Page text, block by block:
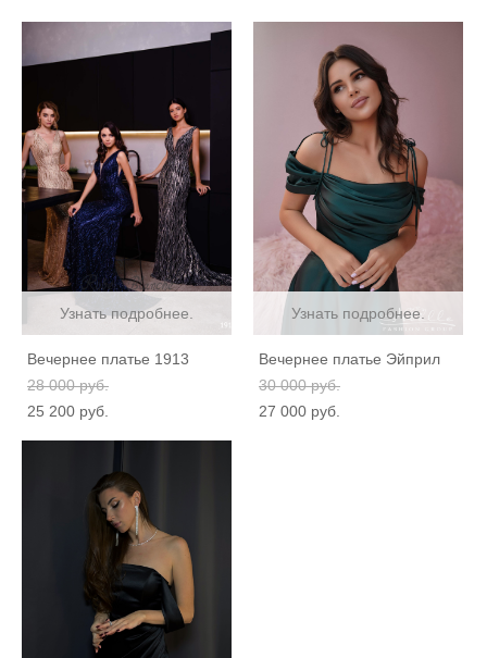
Узнать подробнее.
Вечернее платье 1913
28 000 pуб.
25 200 pуб.
Узнать подробнее.
Вечернее платье Эйприл
30 000 pуб.
27 000 pуб.